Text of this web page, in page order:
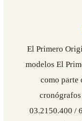
El Primero
modelos El
como parte
03.2150.400 /